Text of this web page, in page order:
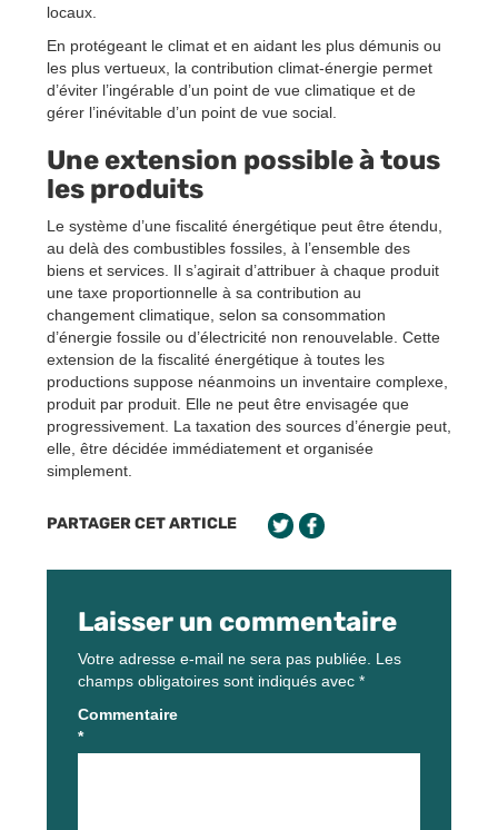
locaux.
En protégeant le climat et en aidant les plus démunis ou
les plus vertueux, la contribution climat-énergie permet
d’éviter l’ingérable d’un point de vue climatique et de
gérer l’inévitable d’un point de vue social.
Une extension possible à tous
les produits
Le système d’une fiscalité énergétique peut être étendu,
au delà des combustibles fossiles, à l’ensemble des
biens et services. Il s’agirait d’attribuer à chaque produit
une taxe proportionnelle à sa contribution au
changement climatique, selon sa consommation
d’énergie fossile ou d’électricité non renouvelable. Cette
extension de la fiscalité énergétique à toutes les
productions suppose néanmoins un inventaire complexe,
produit par produit. Elle ne peut être envisagée que
progressivement. La taxation des sources d’énergie peut,
elle, être décidée immédiatement et organisée
simplement.
PARTAGER CET ARTICLE
Laisser un commentaire
Votre adresse e-mail ne sera pas publiée. Les
champs obligatoires sont indiqués avec *
Commentaire
*